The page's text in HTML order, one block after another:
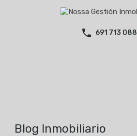
691 713 088
Blog Inmobiliario